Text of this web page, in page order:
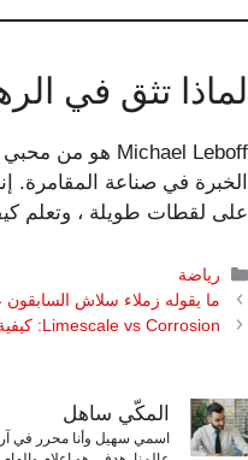
لماذا تثق في
الخبرة في صناعة المقامرة.
على لقطات طويلة ، وتعلم
التصنيفات
رياضة
ما يقوله زملاء سلاش السابقون
Limescale vs Corrosion: كيفية معرفة المشكلة التي تتعامل معها
المكّي ساهل
اسمي سهيل وأنا محرر في